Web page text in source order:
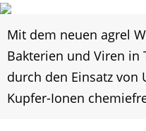
Mit dem neuen agrel
Bakterien und Viren in
durch den Einsatz von
Kupfer-Ionen